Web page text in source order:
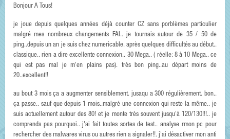
Bonjour A Tous!
je joue depuis quelques années déjà counter CZ sans porblèmes particulier
malgré mes nombreux changements FAI.. je tournais autour de 35 / 50 de
ping..depuis un an je suis chez numericable. après quelques difficultés au début..
classique.. rien a dire excellente connexion.. 30 Mega.. ( réelle: 8 à 10 Mega.. ce
qui est pas mal je m'en plains pas). très bon ping..au départ moins de
20..excellent!!
au bout 3 mois ça a augmenter sensiblement. jusaqu a 300 régulièrement. bon..
ça passe.. sauf que depuis 1 mois..malgré une connexion qui reste la même.. je
suis actuellement autour des 80! et je monte très souvent jusqu'à 120/130!!!.. je
comprends pas pourquoi.. j'ai fait toutes sortes de test.. analyse rmon pc pour
rechercher des malwares virus ou autres rien a signaler!!. j'ai désactiver mon anti